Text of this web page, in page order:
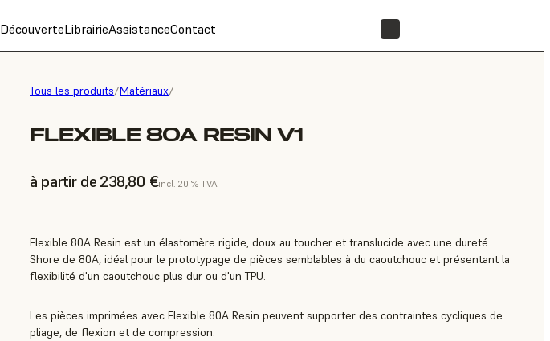
DécouverteLibrairieAssistanceContact
Tous les produits/Matériaux/
FLEXIBLE 80A RESIN V1
à partir de 238,80 €incl. 20 % TVA
Flexible 80A Resin est un élastomère rigide, doux au toucher et translucide avec une dureté
Shore de 80A, idéal pour le prototypage de pièces semblables à du caoutchouc et présentant la
flexibilité d'un caoutchouc plus dur ou d'un TPU.
Les pièces imprimées avec Flexible 80A Resin peuvent supporter des contraintes cycliques de
pliage, de flexion et de compression.